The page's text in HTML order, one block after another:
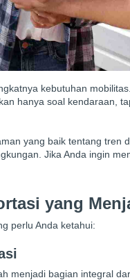
kebutuhan
hanya soal kendaraan,
yang baik tentang tren
Jika Anda ingin
yang
perlu Anda ketahui:
menjadi bagian integral